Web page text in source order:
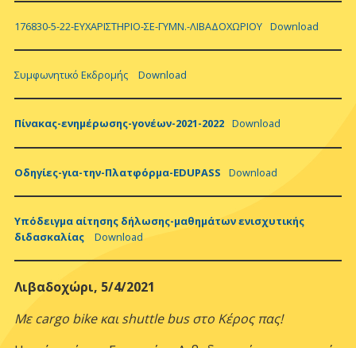
176830-5-22-ΕΥΧΑΡΙΣΤΗΡΙΟ-ΣΕ-ΓΥΜΝ.-ΛΙΒΑΔΟΧΩΡΙΟΥ Download
Συμφωνητικό Εκδρομής Download
Πίνακας-ενημέρωσης-γονέων-2021-2022 Download
Οδηγίες-για-την-Πλατφόρμα-EDUPASS Download
Υπόδειγμα αίτησης δήλωσης-μαθημάτων ενισχυτικής
διδασκαλίας
Download
Λιβαδοχώρι, 5/4/2021
Μεcargo bikeκαιshuttle busστο Κέρος πας!